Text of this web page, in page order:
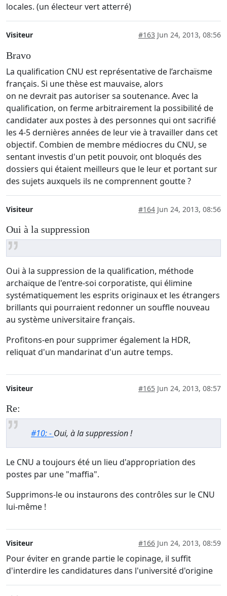
locales. (un électeur vert atterré)
Visiteur #163 Jun 24, 2013, 08:56
Bravo
La qualification CNU est représentative de l’archaïsme
français. Si une thèse est mauvaise, alors
on ne devrait pas autoriser sa soutenance. Avec la
qualification, on ferme arbitrairement la possibilité de
candidater aux postes à des personnes qui ont sacrifié
les 4-5 dernières années de leur vie à travailler dans cet
objectif. Combien de membre médiocres du CNU, se
sentant investis d'un petit pouvoir, ont bloqués des
dossiers qui étaient meilleurs que le leur et portant sur
des sujets auxquels ils ne comprennent goutte ?
Visiteur #164 Jun 24, 2013, 08:56
Oui à la suppression
Oui à la suppression de la qualification, méthode
archaïque de l'entre-soi corporatiste, qui élimine
systématiquement les esprits originaux et les étrangers
brillants qui pourraient redonner un souffle nouveau
au système universitaire français.
Profitons-en pour supprimer également la HDR,
reliquat d'un mandarinat d'un autre temps.
Visiteur #165 Jun 24, 2013, 08:57
Re:
#10: - Oui, à la suppression !
Le CNU a toujours été un lieu d'appropriation des
postes par une "maffia".
Supprimons-le ou instaurons des contrôles sur le CNU
lui-même !
Visiteur #166 Jun 24, 2013, 08:59
Pour éviter en grande partie le copinage, il suffit
d'interdire les candidatures dans l'université d'origine